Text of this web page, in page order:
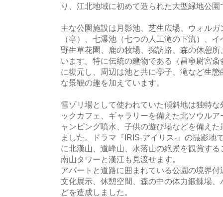
り、江北地域に初めて造られた大型緑地公園
主な公園施設は月影池、芝生広場、ウォル
（亭）、七瀑池（七つの人工滝の下流）、
野生草花園、鹿の牧場、探訪路、森の休憩
います。特に伝統の建物である（昌寧尉宮
に復元し、周辺は池と共に亭子、滝など生
な景観の趣を加えています。
雪ゾリ場として使われていた傾斜地は独特
ックカフェ、ギャラリーを備えた北ソウル
ャンピング噴水、子供の遊び場などを備え
ました。ドラマ『IRIS-アイリス-』の撮影地
に北漢山、道峰山、水落山の絶景を観賞す
南山タワーと漢江も見渡せます。
アパートと道路に囲まれている公園の境界
文化展示、休憩空間、森の中の体力鍛錬場
どを造成しました。